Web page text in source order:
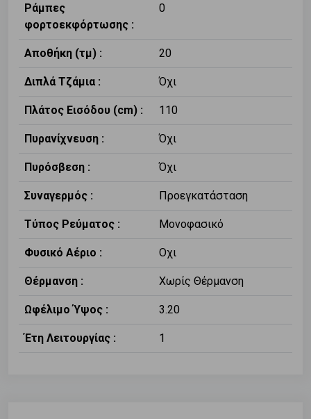
Ράμπες
φορτοεκφόρτωσης :
0
Αποθήκη (τμ) : 20
Διπλά Τζάμια : Όχι
Πλάτος Εισόδου (cm) : 110
Πυρανίχνευση : Όχι
Πυρόσβεση : Όχι
Συναγερμός : Προεγκατάσταση
Τύπος Ρεύματος : Μονοφασικό
Φυσικό Αέριο : Οχι
Θέρμανση : Χωρίς Θέρμανση
Ωφέλιμο Ύψος : 3.20
Έτη Λειτουργίας : 1